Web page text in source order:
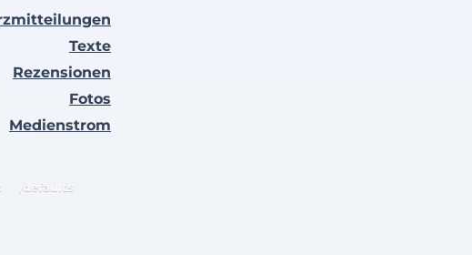
Texte
Rezensionen
Fotos
Medienstrom
/defaults